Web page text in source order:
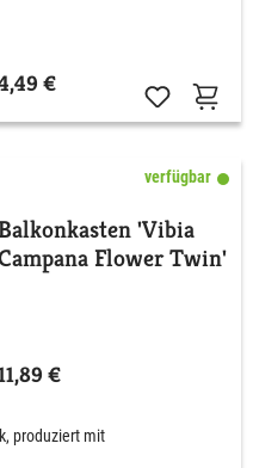
€
verfügbar
'Vibia
Flower Twin'
€
produziert mit